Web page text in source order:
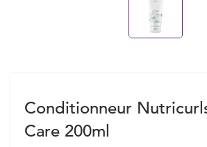
Conditionneur
Care 200ml